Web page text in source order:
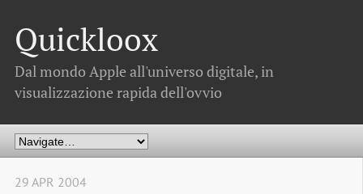
Quickloox
Dal mondo Apple all'universo digitale, in
visualizzazione rapida dell'ovvio
29 APR 2004